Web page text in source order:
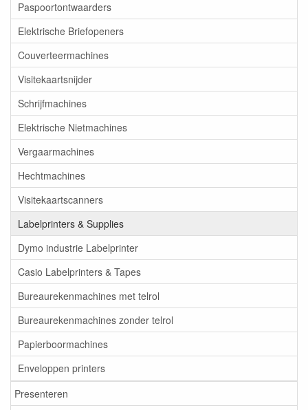
Paspoortontwaarders
Elektrische Briefopeners
Couverteermachines
Visitekaartsnijder
Schrijfmachines
Elektrische Nietmachines
Vergaarmachines
Hechtmachines
Visitekaartscanners
Labelprinters & Supplies
Dymo industrie Labelprinter
Casio Labelprinters & Tapes
Bureaurekenmachines met telrol
Bureaurekenmachines zonder telrol
Papierboormachines
Enveloppen printers
Presenteren